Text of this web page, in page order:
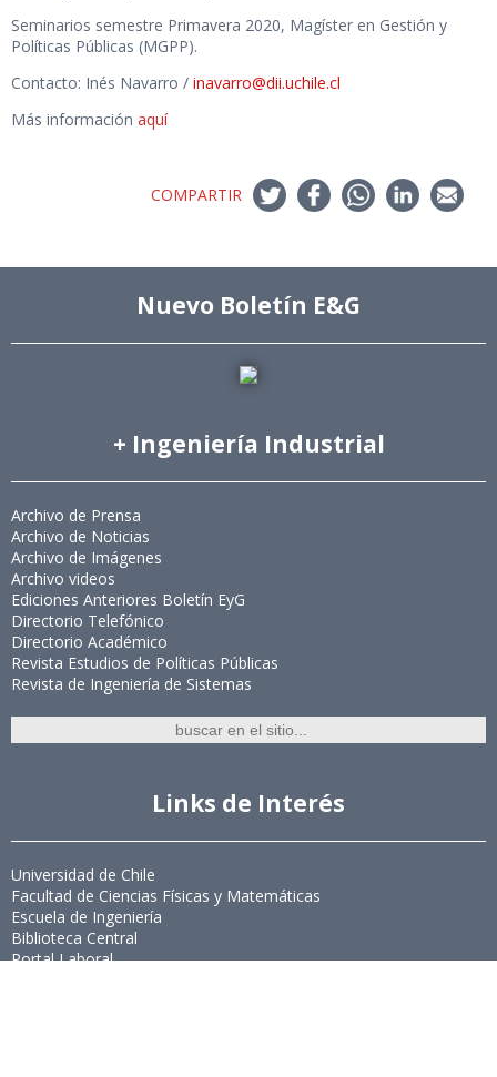
Seminarios semestre Primavera 2020, Magíster en Gestión y
Políticas Públicas (MGPP).
Contacto: Inés Navarro / inavarro@dii.uchile.cl
Más información aquí
COMPARTIR
Nuevo Boletín E&G
+ Ingeniería Industrial
Archivo de Prensa
Archivo de Noticias
Archivo de Imágenes
Archivo videos
Ediciones Anteriores Boletín EyG
Directorio Telefónico
Directorio Académico
Revista Estudios de Políticas Públicas
Revista de Ingeniería de Sistemas
Links de Interés
Universidad de Chile
Facultad de Ciencias Físicas y Matemáticas
Escuela de Ingeniería
Biblioteca Central
Portal Laboral